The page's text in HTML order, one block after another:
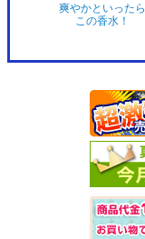
爽やかといったら
この香水！